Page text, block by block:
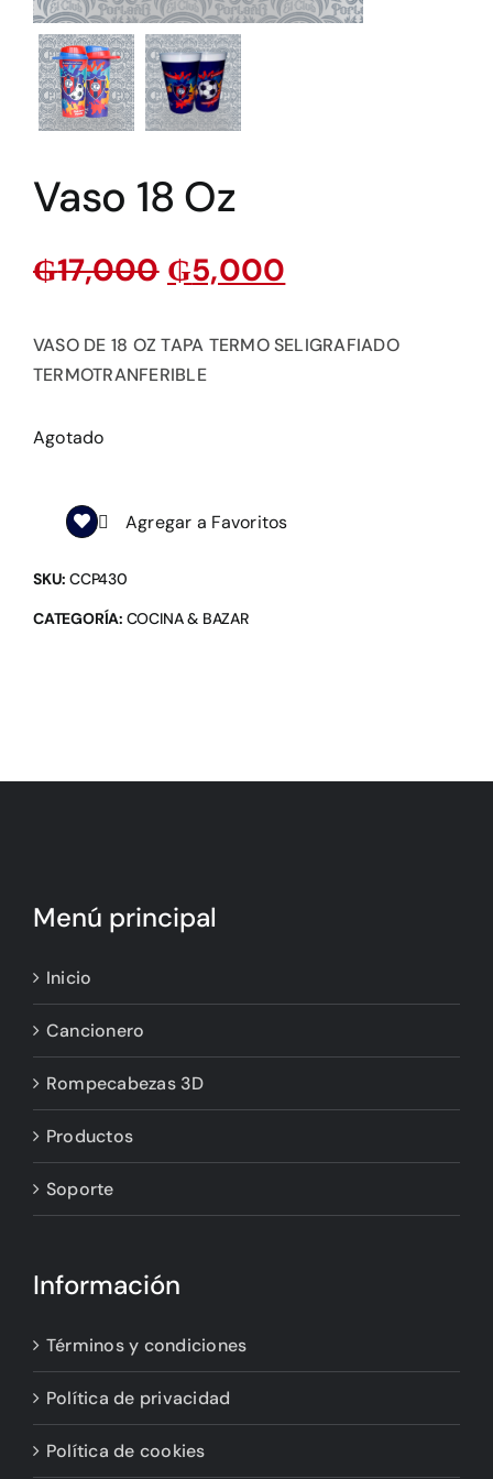
Vaso 18 Oz
₲17,000 ₲5,000
VASO DE 18 OZ TAPA TERMO SELIGRAFIADO
TERMOTRANFERIBLE
Agotado
Agregar a Favoritos
SKU: CCP430
CATEGORÍA: COCINA & BAZAR
Menú principal
Inicio
Cancionero
Rompecabezas 3D
Productos
Soporte
Información
Términos y condiciones
Política de privacidad
Política de cookies